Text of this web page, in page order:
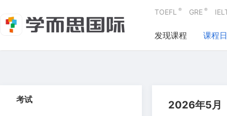
TOEFL ® GRE ®
发现课程 课程
考试 2026年5月